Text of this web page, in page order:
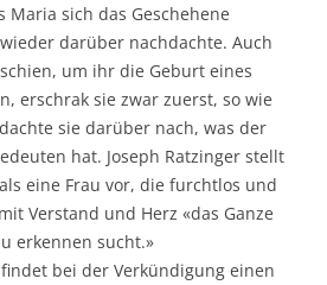
Maria sich das Geschehene
darüber nachdachte. Auch
um ihr die Geburt eines
erschrak sie zwar zuerst, so wie
sie darüber nach, was der
hat. Joseph Ratzinger stellt
eine Frau vor, die furchtlos und
Verstand und Herz «das Ganze
erkennen sucht.»
bei der Verkündigung einen